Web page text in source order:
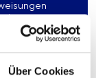
Über Cookies